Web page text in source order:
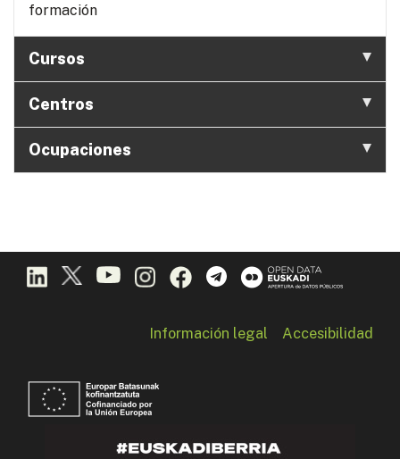
formación
Cursos
Centros
Ocupaciones
Información legal Accesibilidad